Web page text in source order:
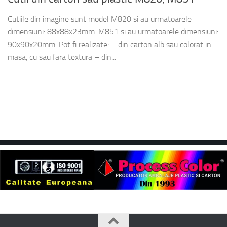
Cutiile din imagine sunt model M820 si au urmatoarele
dimensiuni: 88x88x23mm. M851 si au urmatoarele dimensiuni:
90x90x20mm. Pot fi realizate: – din carton alb sau colorat in
masa, cu sau fara textura – din...